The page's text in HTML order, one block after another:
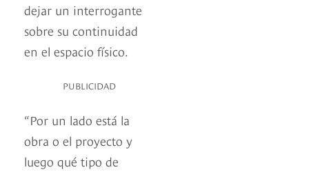
dejar un interrogante
sobre su continuidad
en el espacio físico.
PUBLICIDAD
“Por un lado está la
obra o el proyecto y
luego qué tipo de